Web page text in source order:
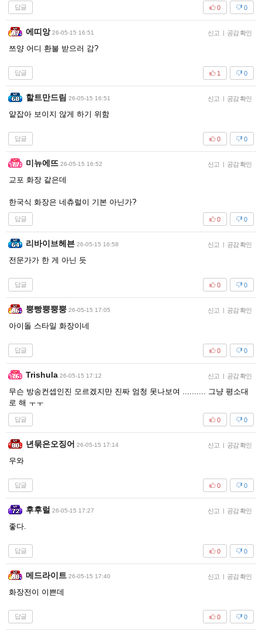
답글 0
0
에띠앙 26-05-15 16:51 신고 | 공감 확인
쯔양 어디 환불 받으러 감?
답글 0
1
할트만드림 26-05-15 16:51 신고 | 공감 확인
얕잡아 보이지 않게 하기 위함
답글 0
0
미뉴에뜨 26-05-15 16:52 신고 | 공감 확인
교포 화장 같은데
한국식 화장은 네츄럴이 기본 아닌가?
답글 0
0
리바이브헤븐 26-05-15 16:58 신고 | 공감 확인
전문가가 한 게 아닌 듯
답글 0
0
뿡빵뿡뿡뿡 26-05-15 17:05 신고 | 공감 확인
아이돌 스타일 화장이네
답글 0
0
Trishula 26-05-15 17:12 신고 | 공감 확인
무슨 방송컨셉인진 모르겠지만 진짜 엄청 못나보여 .......... 그냥 평소대
로 해 ㅜㅜ
답글 0
0
년묶은오징어 26-05-15 17:14 신고 | 공감 확인
우와
답글 0
0
후후럴 26-05-15 17:27 신고 | 공감 확인
좋다.
답글 0
0
메드라이트 26-05-15 17:40 신고 | 공감 확인
화장전이 이쁜데
답글 0
0